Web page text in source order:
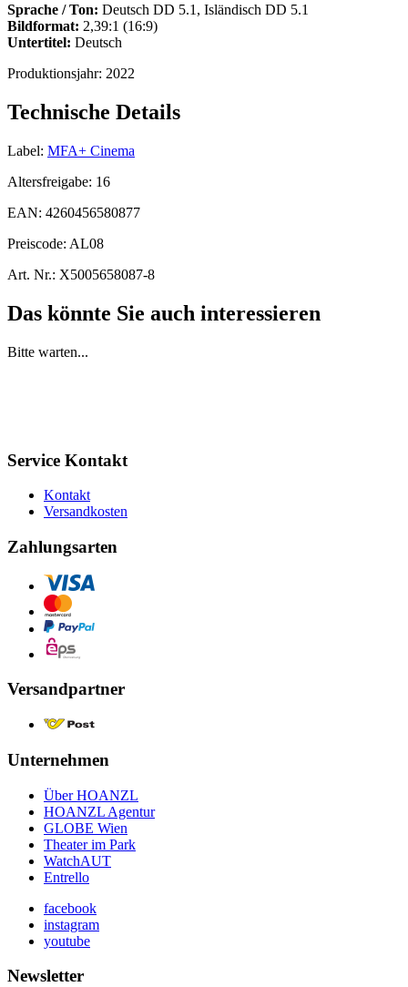
Sprache / Ton: Deutsch DD 5.1, Isländisch DD 5.1
Bildformat: 2,39:1 (16:9)
Untertitel: Deutsch
Produktionsjahr: 2022
Technische Details
Label: MFA+ Cinema
Altersfreigabe: 16
EAN: 4260456580877
Preiscode: AL08
Art. Nr.: X5005658087-8
Das könnte Sie auch interessieren
Bitte warten...
Service Kontakt
Kontakt
Versandkosten
Zahlungsarten
Versandpartner
Unternehmen
Über HOANZL
HOANZL Agentur
GLOBE Wien
Theater im Park
WatchAUT
Entrello
facebook
instagram
youtube
Newsletter